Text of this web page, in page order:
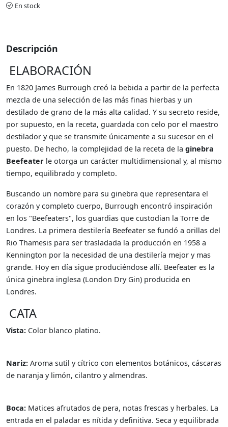
En stock
Descripción
ELABORACIÓN
En 1820 James Burrough creó la bebida a partir de la perfecta
mezcla de una selección de las más finas hierbas y un
destilado de grano de la más alta calidad. Y su secreto reside,
por supuesto, en la receta, guardada con celo por el maestro
destilador y que se transmite únicamente a su sucesor en el
puesto. De hecho, la complejidad de la receta de la ginebra
Beefeater le otorga un carácter multidimensional y, al mismo
tiempo, equilibrado y completo.
Buscando un nombre para su ginebra que representara el
corazón y completo cuerpo, Burrough encontró inspiración
en los "Beefeaters", los guardias que custodian la Torre de
Londres. La primera destilería Beefeater se fundó a orillas del
Rio Thamesis para ser trasladada la producción en 1958 a
Kennington por la necesidad de una destilería mejor y mas
grande. Hoy en día sigue produciéndose allí. Beefeater es la
única ginebra inglesa (London Dry Gin) producida en
Londres.
CATA
Vista: Color blanco platino.
Nariz: Aroma sutil y cítrico con elementos botánicos, cáscaras
de naranja y limón, cilantro y almendras.
Boca: Matices afrutados de pera, notas frescas y herbales. La
entrada en el paladar es nítida y definitiva. Seca y equilibrada